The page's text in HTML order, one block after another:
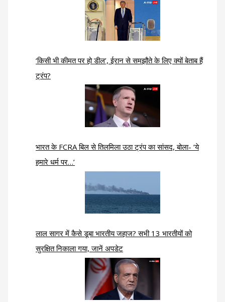
‘किसी भी कीमत पर हो डील’, ईरान से समझौते के लिए क्यों बेताब हैं
ट्रंप?
भारत के FCRA बिल से तिलमिला उठा ट्रंप का सांसद, बोला- ‘ये
हमारे धर्म पर…’
लाल सागर में कैसे डूबा भारतीय जहाज? सभी 13 भारतीयों को
सुरक्षित निकाला गया, जानें अपडेट